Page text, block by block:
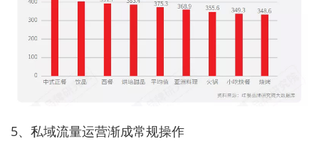
5、私域流量运营渐成常规操作